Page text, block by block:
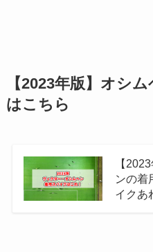
【2023年版】オシ
はこちら
【
ンの着
イクあ